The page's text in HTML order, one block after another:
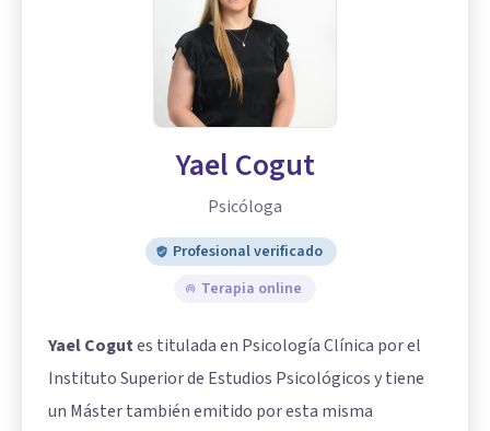
Yael Cogut
Psicóloga
Profesional verificado
Terapia online
Yael Cogutes titulada en Psicología Clínica por el
Instituto Superior de Estudios Psicológicos y tiene
un Máster también emitido por esta misma